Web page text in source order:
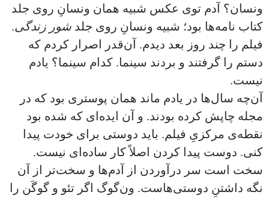
ونسان؟ آدم توی عکس شبیه همان ونسانِ روی جلد
کتاب نامه‌ها بود؛ شبیه ونسانِ روی جلد شور زندگی.
فیلم را چند روز بعد دیدم. آن‌قدر اصرار کردم که
دستم را گرفتند و بردند سینما. کدام سینما؟ یادم
نیست.
آن‌چه سال‌ها در یادم ماند همان پوستری بود که در
مجله چاپش کرده بودند. و آن ایده‌ای که شده بود
نقطه‌ی مرکزیِ فیلم. باید دوستی برای خودت پیدا
کنی. دوست پیدا کردن اصلاً کار ساده‌ای نیست.
سخت است سر درآوردن از آدم‌ها و سخت‌تر از آن
نگه داشتنِ دوستی‌هاست. ون‌گوگ اگر تئو و گوگَن را